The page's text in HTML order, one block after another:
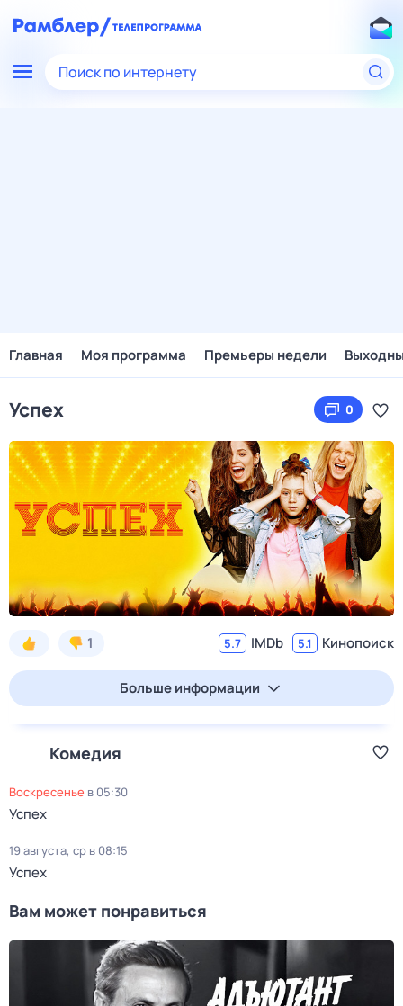
Поиск по интернету
Главная Моя программа Премьеры недели
Успех 0
1 5.7 IMDb 5.1 Кинопоиск
Больше информации
Комедия
воскресенье в 05:30
Успех
19 августа, ср в 08:15
Успех
Вам может понравиться